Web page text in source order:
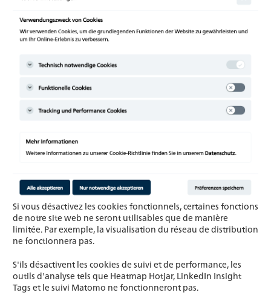
Si vous désactivez les cookies fonctionnels, certaines fonctions
de notre site web ne seront utilisables que de manière
limitée. Par exemple, la visualisation du réseau de distribution
ne fonctionnera pas.
S'ils désactivent les cookies de suivi et de performance, les
outils d'analyse tels que Heatmap Hotjar, LinkedIn Insight
Tags et le suivi Matomo ne fonctionneront pas.